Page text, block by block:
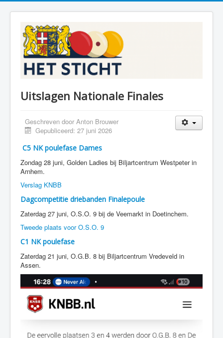
Uitslagen Nationale Finales
Geschreven door Anton Brouwer
Gepubliceerd: 27 juni 2026
C5 NK poulefase Dames
Zondag 28 juni, Golden Ladies bij Biljartcentrum Westpeter in
Arnhem.
Verslag KNBB
Dagcompetitie driebanden Finalepoule
Zaterdag 27 juni, O.S.O. 9 bij de Veemarkt in Doetinchem.
Tweede plaats voor O.S.O. 9
C1 NK poulefase
Zaterdag 21 juni, O.G.B. 8 bij Biljartcentrum Vredeveld in
Assen.